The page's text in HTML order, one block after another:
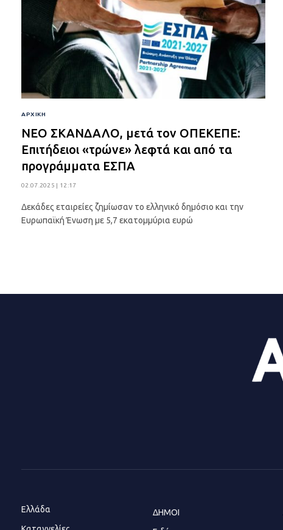
ΑΡΧΙΚΉ
ΝΕΟ ΣΚΑΝΔΑΛΟ, μετά τον ΟΠΕΚΕΠΕ:
Επιτήδειοι «τρώνε» λεφτά και από τα
προγράμματα ΕΣΠΑ
02.07.2025 | 12:17
Δεκάδες εταιρείες ζημίωσαν το ελληνικό δημόσιο και την
Ευρωπαϊκή Ένωση με 5,7 εκατομμύρια ευρώ
Ελλάδα
ΔΗΜΟΙ